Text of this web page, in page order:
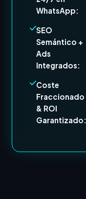
WhatsApp:
SEO
Semántico +
Ads
Integrados:
Coste
Fraccionado
& ROI
Garantizado: